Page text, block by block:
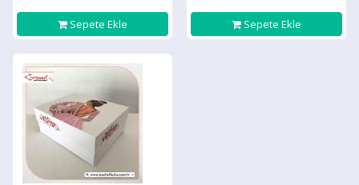
Sepete Ekle Sepete Ekle